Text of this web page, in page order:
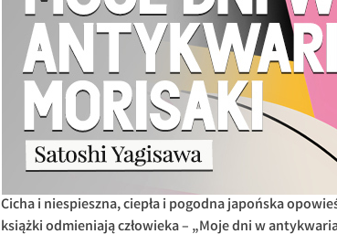
Cicha i niespieszna, ciepła i pogodna japońska
książki odmieniają człowieka – „Moje dni w